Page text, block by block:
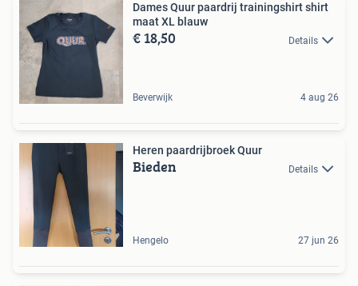
Dames Quur paardrij trainingshirt shirt
maat XL blauw
€ 18,50 Details
Beverwijk 4 aug 26
Heren paardrijbroek Quur
Bieden Details
Hengelo 27 jun 26